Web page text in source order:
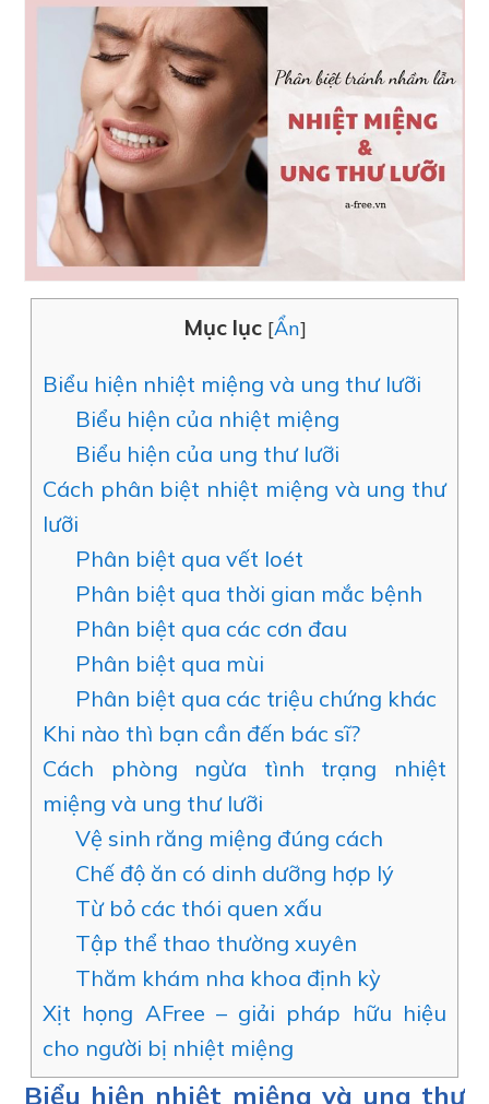
Mục lục [Ẩn]
Biểu hiện nhiệt miệng và ung thư lưỡi
Biểu hiện của nhiệt miệng
Biểu hiện của ung thư lưỡi
Cách phân biệt nhiệt miệng và ung thư
lưỡi
Phân biệt qua vết loét
Phân biệt qua thời gian mắc bệnh
Phân biệt qua các cơn đau
Phân biệt qua mùi
Phân biệt qua các triệu chứng khác
Khi nào thì bạn cần đến bác sĩ?
Cách phòng ngừa tình trạng nhiệt
miệng và ung thư lưỡi
Vệ sinh răng miệng đúng cách
Chế độ ăn có dinh dưỡng hợp lý
Từ bỏ các thói quen xấu
Tập thể thao thường xuyên
Thăm khám nha khoa định kỳ
Xịt họng AFree – giải pháp hữu hiệu
cho người bị nhiệt miệng
Biểu hiện nhiệt miệng và ung thư